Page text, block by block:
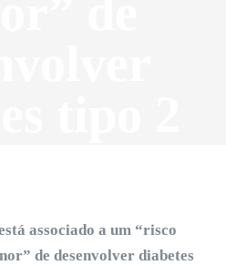
associado a um “risco
de desenvolver diabetes